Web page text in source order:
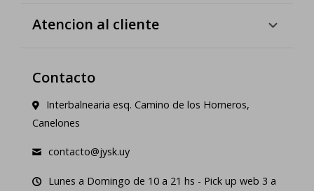
Atencion al cliente
Contacto
Interbalnearia esq. Camino de los Horneros,
Canelones
contacto@jysk.uy
Lunes a Domingo de 10 a 21 hs - Pick up web 3 a